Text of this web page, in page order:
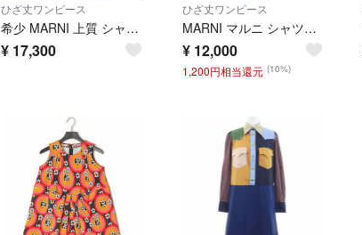
ひざ丈ワンピース
希少 MARNI 上質 シャーリング デザイン ノースリーブ ワンピース 38
¥ 17,300
ひざ丈ワンピース
MARNI マルニ シャツワンピース バイカラー
¥ 12,000
1,200円相当還元 (10%)